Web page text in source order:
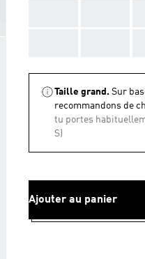
Taille grand. Sur
recommandons de
tu portes
S)
Ajouter au panier